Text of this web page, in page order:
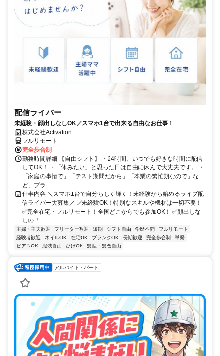
配信ライバー
未経験・顔出しなしOK／スマホ1台で出来る自由なお仕事！
株式会社Activation
フルリモート
完全歩合制
勤務時間詳細 【自由シフト】 ・24時間、いつでも好きな時間に配信
してOK！ ・「休みたい」と思った日は自由に休んで大丈夫です。 ・
「家庭の事情で」「テスト期間だから」「本業の繁忙期なので」な
ど、プラ...
仕事内容 ＼スマホ1台で自分らしく輝く！未経験から始めるライブ配
信ライバー大募集／ ✅未経験OK！特別なスキルや機材は一切不要！
✅完全在宅・フルリモート！全国どこからでも参加OK！ ✅顔出しな
しの「...
主婦・主夫歓迎 フリーター歓迎 短期 シフト自由 学歴不問
フルリモート
経験者歓迎
ネイルOK 在宅OK ブランクOK 長期歓迎 完全歩合制
単発
ピアスOK
服装自由 ひげOK 髪型・髪色自由
アルバイト・パート